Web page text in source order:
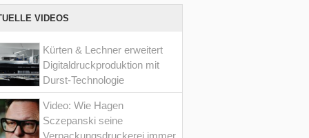
VIDEOS
Kürten & Lechner erweitert
Digitaldruckproduktion mit
Durst-Technologie
Video: Wie Hagen
Sczepanski seine
Verpackungsdruckerei immer